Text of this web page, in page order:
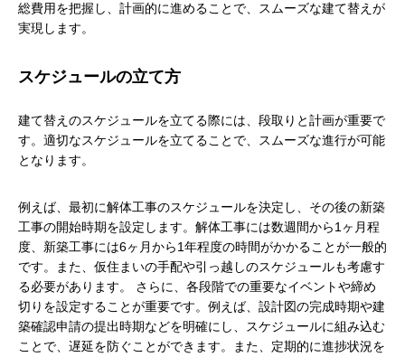
総費用を把握し、計画的に進めることで、スムーズな建て替えが
実現します。
スケジュールの立て方
建て替えのスケジュールを立てる際には、段取りと計画が重要で
す。適切なスケジュールを立てることで、スムーズな進行が可能
となります。
例えば、最初に解体工事のスケジュールを決定し、その後の新築
工事の開始時期を設定します。解体工事には数週間から1ヶ月程
度、新築工事には6ヶ月から1年程度の時間がかかることが一般的
です。また、仮住まいの手配や引っ越しのスケジュールも考慮す
る必要があります。 さらに、各段階での重要なイベントや締め
切りを設定することが重要です。例えば、設計図の完成時期や建
築確認申請の提出時期などを明確にし、スケジュールに組み込む
ことで、遅延を防ぐことができます。また、定期的に進捗状況を